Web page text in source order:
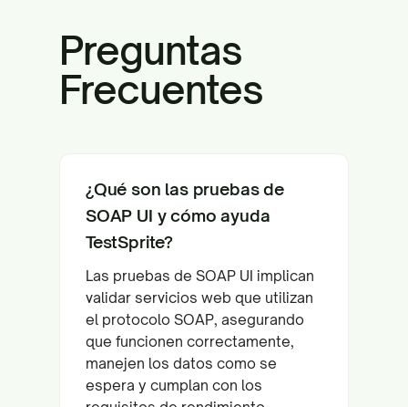
Preguntas
Frecuentes
¿Qué son las pruebas de
SOAP UI y cómo ayuda
TestSprite?
Las pruebas de SOAP UI implican
validar servicios web que utilizan
el protocolo SOAP, asegurando
que funcionen correctamente,
manejen los datos como se
espera y cumplan con los